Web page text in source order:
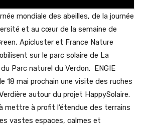
mondiale des abeilles, de la journée
et au cœur de la semaine de
Apicluster et France Nature
sur le parc solaire de La
Parc naturel du Verdon. ENGIE
18 mai prochain une visite des ruches
autour du projet HappySolaire.
mettre à profit l’étendue des terrains
vastes espaces, calmes et